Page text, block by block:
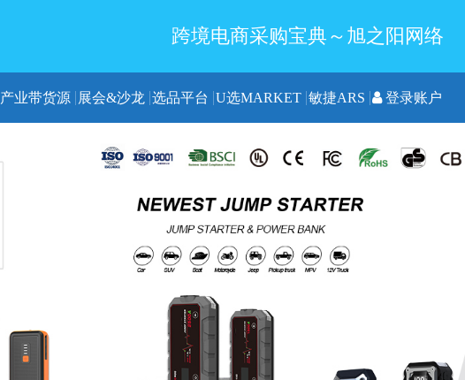
跨境电商采购宝典～旭之阳网络
产业带货源 展会&沙龙 选品平台 U选MARKET 敏捷ARS 登录账户